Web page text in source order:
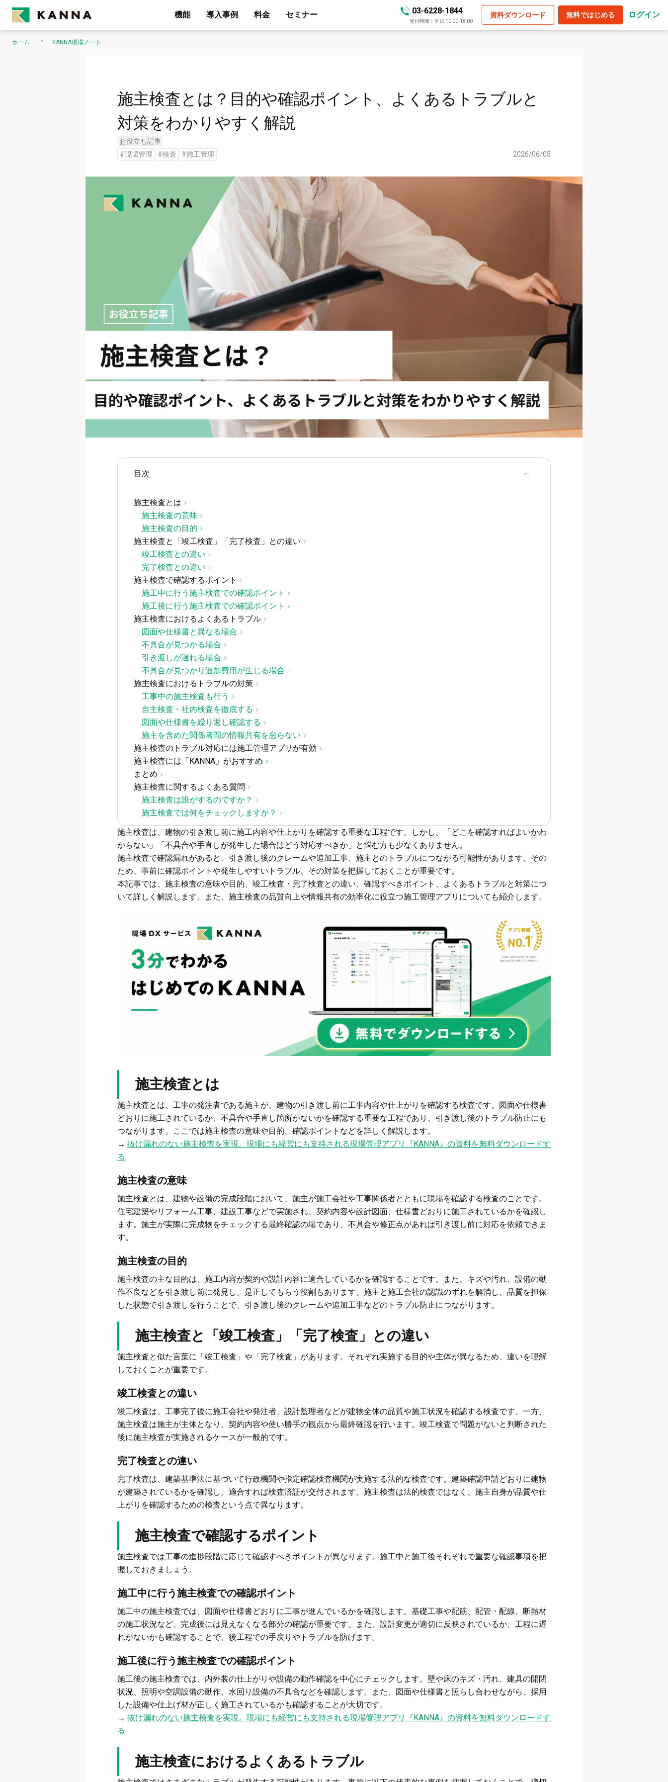
機能 導入事例 料金 セミナー 03-6228-1844
受付時間：平日 10:00-18:00
資料ダウンロード 無料ではじめる ログイン
ホーム KANNA現場ノート
施主検査とは？目的や確認ポイント、よくあるトラブルと
対策をわかりやすく解説
お役立ち記事
#現場管理 #検査 #施工管理 2026/06/05
目次
施主検査とは
施主検査の意味
施主検査の目的
施主検査と「竣工検査」「完了検査」との違い
竣工検査との違い
完了検査との違い
施主検査で確認するポイント
施工中に行う施主検査での確認ポイント
施工後に行う施主検査での確認ポイント
施主検査におけるよくあるトラブル
図面や仕様書と異なる場合
不具合が見つかる場合
引き渡しが遅れる場合
不具合が見つかり追加費用が生じる場合
施主検査におけるトラブルの対策
工事中の施主検査も行う
自主検査・社内検査を徹底する
図面や仕様書を繰り返し確認する
施主を含めた関係者間の情報共有を怠らない
施主検査のトラブル対応には施工管理アプリが有効
施主検査には「KANNA」がおすすめ
まとめ
施主検査に関するよくある質問
施主検査は誰がするのですか？
施主検査では何をチェックしますか？
施主検査は、建物の引き渡し前に施工内容や仕上がりを確認する重要な工程です。しかし、「どこを確認すればよいかわ
からない」「不具合や手直しが発生した場合はどう対応すべきか」と悩む方も少なくありません。
施主検査で確認漏れがあると、引き渡し後のクレームや追加工事、施主とのトラブルにつながる可能性があります。その
ため、事前に確認ポイントや発生しやすいトラブル、その対策を把握しておくことが重要です。
本記事では、施主検査の意味や目的、竣工検査・完了検査との違い、確認すべきポイント、よくあるトラブルと対策につ
いて詳しく解説します。また、施主検査の品質向上や情報共有の効率化に役立つ施工管理アプリについても紹介します。
施主検査とは
施主検査とは、工事の発注者である施主が、建物の引き渡し前に工事内容や仕上がりを確認する検査です。図面や仕様書
どおりに施工されているか、不具合や手直し箇所がないかを確認する重要な工程であり、引き渡し後のトラブル防止にも
つながります。ここでは施主検査の意味や目的、確認ポイントなどを詳しく解説します。
→ 抜け漏れのない施主検査を実現。現場にも経営にも支持される現場管理アプリ『KANNA』の資料を無料ダウンロードす
る
施主検査の意味
施主検査とは、建物や設備の完成段階において、施主が施工会社や工事関係者とともに現場を確認する検査のことです。
住宅建築やリフォーム工事、建設工事などで実施され、契約内容や設計図面、仕様書どおりに施工されているかを確認し
ます。施主が実際に完成物をチェックする最終確認の場であり、不具合や修正点があれば引き渡し前に対応を依頼できま
す。
施主検査の目的
施主検査の主な目的は、施工内容が契約や設計内容に適合しているかを確認することです。また、キズや汚れ、設備の動
作不良などを引き渡し前に発見し、是正してもらう役割もあります。施主と施工会社の認識のずれを解消し、品質を担保
した状態で引き渡しを行うことで、引き渡し後のクレームや追加工事などのトラブル防止につながります。
施主検査と「竣工検査」「完了検査」との違い
施主検査と似た言葉に「竣工検査」や「完了検査」があります。それぞれ実施する目的や主体が異なるため、違いを理解
しておくことが重要です。
竣工検査との違い
竣工検査は、工事完了後に施工会社や発注者、設計監理者などが建物全体の品質や施工状況を確認する検査です。一方、
施主検査は施主が主体となり、契約内容や使い勝手の観点から最終確認を行います。竣工検査で問題がないと判断された
後に施主検査が実施されるケースが一般的です。
完了検査との違い
完了検査は、建築基準法に基づいて行政機関や指定確認検査機関が実施する法的な検査です。建築確認申請どおりに建物
が建築されているかを確認し、適合すれば検査済証が交付されます。施主検査は法的検査ではなく、施主自身が品質や仕
上がりを確認するための検査という点で異なります。
施主検査で確認するポイント
施主検査では工事の進捗段階に応じて確認すべきポイントが異なります。施工中と施工後それぞれで重要な確認事項を把
握しておきましょう。
施工中に行う施主検査での確認ポイント
施工中の施主検査では、図面や仕様書どおりに工事が進んでいるかを確認します。基礎工事や配筋、配管・配線、断熱材
の施工状況など、完成後には見えなくなる部分の確認が重要です。また、設計変更が適切に反映されているか、工程に遅
れがないかも確認することで、後工程での手戻りやトラブルを防げます。
施工後に行う施主検査での確認ポイント
施工後の施主検査では、内外装の仕上がりや設備の動作確認を中心にチェックします。壁や床のキズ・汚れ、建具の開閉
状況、照明や空調設備の動作、水回り設備の不具合などを確認します。また、図面や仕様書と照らし合わせながら、採用
した設備や仕上げ材が正しく施工されているかも確認することが大切です。
→ 抜け漏れのない施主検査を実現。現場にも経営にも支持される現場管理アプリ『KANNA』の資料を無料ダウンロードす
る
施主検査におけるよくあるトラブル